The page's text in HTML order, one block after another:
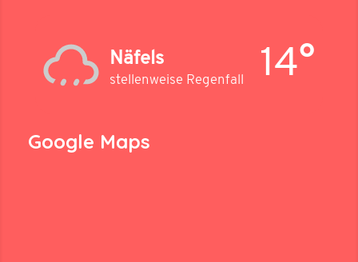
Näfels
stellenweise Regenfall 14°
Google Maps